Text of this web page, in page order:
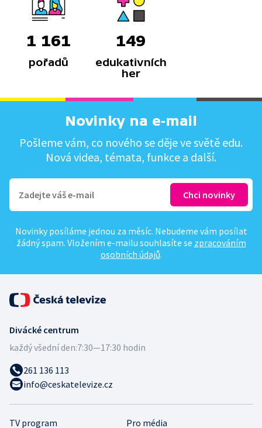
1 161
pořadů
149
edukativních
her
Novinky na e-mail
Pošleme vám, co nového se děje ve světě edu.
Nová videa, témata, funkce a další.
Novinky posíláme jednou za měsíc. Nebudeme vám posílat
žádný spam. Vložením e-mailu souhlasíte se zpracováním
osobních údajů.